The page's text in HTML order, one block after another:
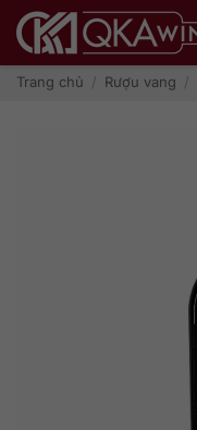
qua
dungTrang chủ / Rượu vang /